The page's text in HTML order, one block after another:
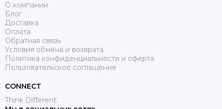
О компании
Блог
Доставка
Оплата
Обратная связь
Условия обмена и возврата
Политика конфиденциальности и оферта
Пользовательское соглашение
CONNECT
Think Different.